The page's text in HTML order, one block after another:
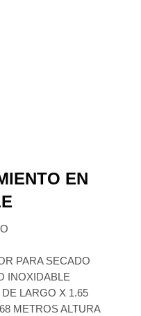
EN
PARA SECADO
INOXIDABLE
LARGO X 1.65
METROS ALTURA